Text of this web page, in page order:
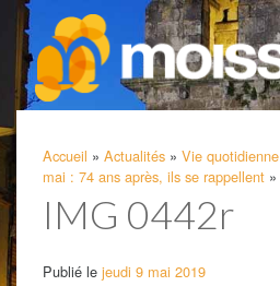
Accueil » Actualités » Vie quotidienne
mai : 74 ans après, ils se rappellent »
IMG 0442r
Publié le jeudi 9 mai 2019